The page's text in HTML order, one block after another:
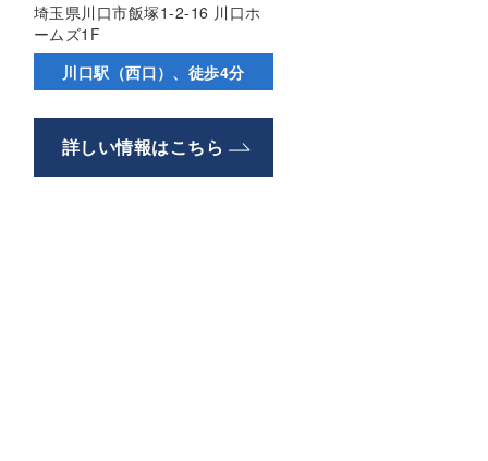
埼玉県川口市飯塚1-2-16 川口ホ
ームズ1F
川口駅（西口）、徒歩4分
詳しい情報はこちら